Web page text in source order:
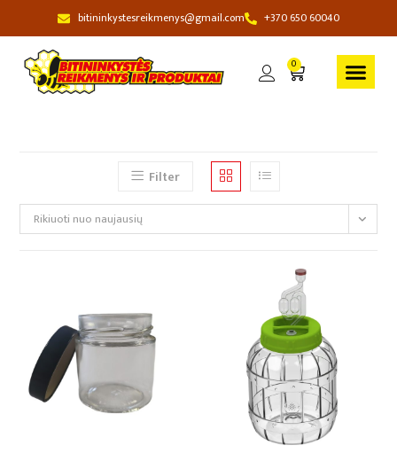
bitininkystesreikmenys@gmail.com +370 650 60040
0
Filter
Rikiuoti nuo naujausių